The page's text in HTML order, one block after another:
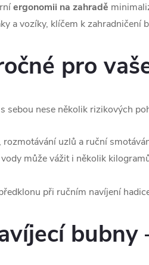
ergonomii na zahradě
a vozíky, klíčem k zahradničení
pro
sebou nese několik rizikových
rozmotávání uzlů a ruční
může vážit i několik
při ručním navíjení
bubny